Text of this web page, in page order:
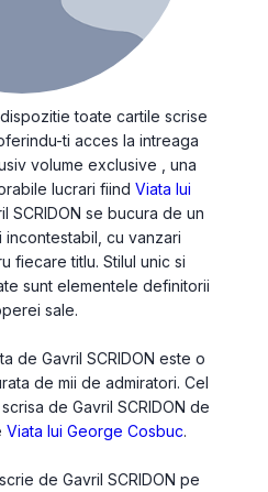
toate cartile scrise
ti acces la intreaga
volume exclusive , una
lucrari fiindViata lui
SCRIDON se bucura de un
incontestabil, cu vanzari
fiecare titlu. Stilul unic si
sunt elementele definitorii
sale.
de Gavril SCRIDON este o
de mii de admiratori. Cel
de Gavril SCRIDON de
Viata lui George Cosbuc.
de Gavril SCRIDON pe